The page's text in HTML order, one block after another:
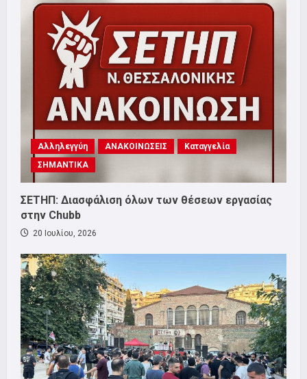
Αλληλεγγύη ΑΝΑΚΟΙΝΩΣΕΙΣ
Καταγγελία
ΣΗΜΑΝΤΙΚΑ
ΣΕΤΗΠ: Διασφάλιση όλων των θέσεων εργασίας
στην Chubb
20 Ιουλίου, 2026